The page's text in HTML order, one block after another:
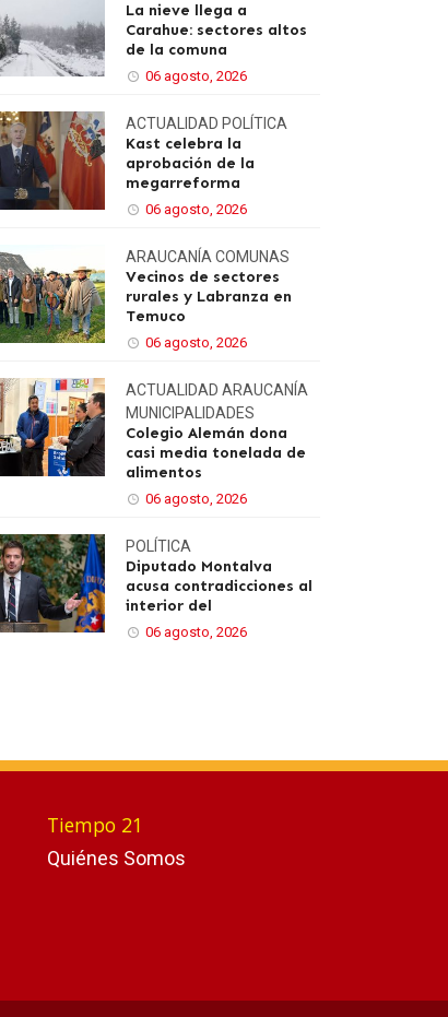
La nieve llega a
Carahue: sectores altos
de la comuna
06 agosto, 2026
ACTUALIDAD POLÍTICA
Kast celebra la
aprobación de la
megarreforma
06 agosto, 2026
ARAUCANÍA COMUNAS
Vecinos de sectores
rurales y Labranza en
Temuco
06 agosto, 2026
ACTUALIDAD ARAUCANÍA
MUNICIPALIDADES
Colegio Alemán dona
casi media tonelada de
alimentos
06 agosto, 2026
POLÍTICA
Diputado Montalva
acusa contradicciones al
interior del
06 agosto, 2026
Tiempo 21
Quiénes Somos